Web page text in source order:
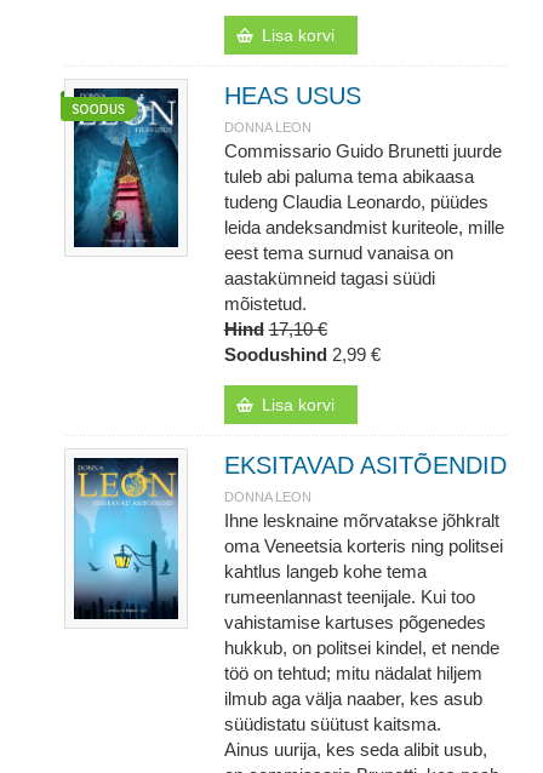
Lisa korvi
HEAS USUS
DONNA LEON
Commissario Guido Brunetti juurde
tuleb abi paluma tema abikaasa
tudeng Claudia Leonardo, püüdes
leida andeksandmist kuriteole, mille
eest tema surnud vanaisa on
aastakümneid tagasi süüdi
mõistetud.
Hind 17,10 €
Soodushind 2,99 €
Lisa korvi
EKSITAVAD ASITÕENDID
DONNA LEON
Ihne lesknaine mõrvatakse jõhkralt
oma Veneetsia korteris ning politsei
kahtlus langeb kohe tema
rumeenlannast teenijale. Kui too
vahistamise kartuses põgenedes
hukkub, on politsei kindel, et nende
töö on tehtud; mitu nädalat hiljem
ilmub aga välja naaber, kes asub
süüdistatu süütust kaitsma.
Ainus uurija, kes seda alibit usub,